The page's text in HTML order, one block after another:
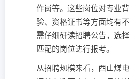
作岗等。这些岗位对专业
验、资格证书等方面均有
需仔细研读招聘公告，选
匹配的岗位进行报考。
从招聘规模来看，西山煤